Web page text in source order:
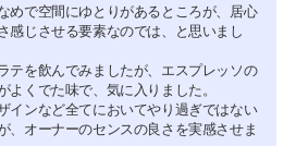
めで空間にゆとりがあるところが、居心
感じさせる要素なのでは、と思いまし
テを飲んでみましたが、エスプレッソの
よくでた味で、気に入りました。
インなど全てにおいてやり過ぎではない
、オーナーのセンスの良さを実感させま